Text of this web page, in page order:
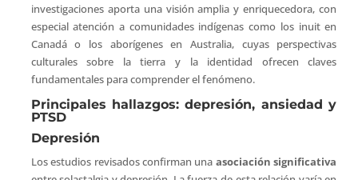
investigaciones aporta una visión amplia y enriquecedora, con
especial atención a comunidades indígenas como los inuit en
Canadá o los aborígenes en Australia, cuyas perspectivas
culturales sobre la tierra y la identidad ofrecen claves
fundamentales para comprender el fenómeno.
Principales hallazgos: depresión, ansiedad y
PTSD
Depresión
Los estudios revisados confirman una asociación significativa